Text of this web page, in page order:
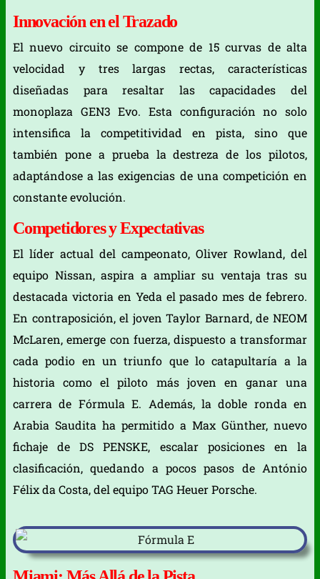
Innovación en el Trazado
El nuevo circuito se compone de 15 curvas de alta
velocidad y tres largas rectas, características
diseñadas para resaltar las capacidades del
monoplaza GEN3 Evo. Esta configuración no solo
intensifica la competitividad en pista, sino que
también pone a prueba la destreza de los pilotos,
adaptándose a las exigencias de una competición en
constante evolución.
Competidores y Expectativas
El líder actual del campeonato, Oliver Rowland, del
equipo Nissan, aspira a ampliar su ventaja tras su
destacada victoria en Yeda el pasado mes de febrero.
En contraposición, el joven Taylor Barnard, de NEOM
McLaren, emerge con fuerza, dispuesto a transformar
cada podio en un triunfo que lo catapultaría a la
historia como el piloto más joven en ganar una
carrera de Fórmula E. Además, la doble ronda en
Arabia Saudita ha permitido a Max Günther, nuevo
fichaje de DS PENSKE, escalar posiciones en la
clasificación, quedando a pocos pasos de António
Félix da Costa, del equipo TAG Heuer Porsche.